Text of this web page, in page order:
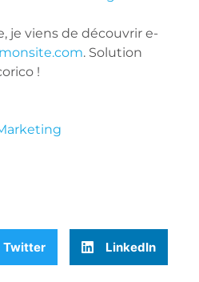
je viens de découvrir e-
. Solution
!
Twitter LinkedIn